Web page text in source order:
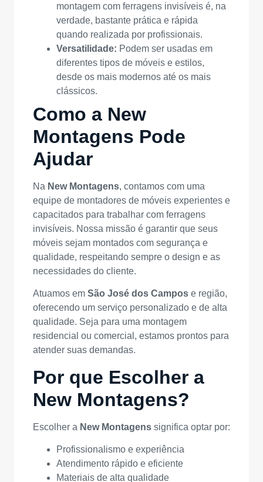
montagem com ferragens invisíveis é, na
verdade, bastante prática e rápida
quando realizada por profissionais.
Versatilidade: Podem ser usadas em
diferentes tipos de móveis e estilos,
desde os mais modernos até os mais
clássicos.
Como a New
Montagens Pode
Ajudar
Na New Montagens, contamos com uma
equipe de montadores de móveis experientes e
capacitados para trabalhar com ferragens
invisíveis. Nossa missão é garantir que seus
móveis sejam montados com segurança e
qualidade, respeitando sempre o design e as
necessidades do cliente.
Atuamos em São José dos Campos e região,
oferecendo um serviço personalizado e de alta
qualidade. Seja para uma montagem
residencial ou comercial, estamos prontos para
atender suas demandas.
Por que Escolher a
New Montagens?
Escolher a New Montagens significa optar por:
Profissionalismo e experiência
Atendimento rápido e eficiente
Materiais de alta qualidade